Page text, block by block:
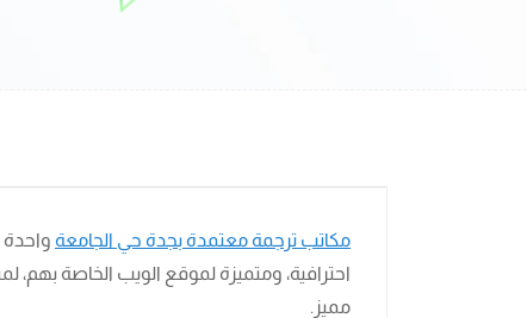
مكاتب ترجمة معتمدة بجدة حي الجامعة
احترافية، ومتميزة لموقع الويب الخاصة
مميز.